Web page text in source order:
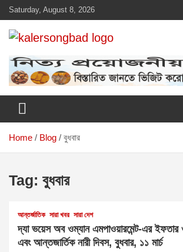
Skip
to
content
Saturday, August 8, 2026
কালের সংবাদ
Home Blog বুধবার
Tag: বুধবার
আন্তর্জাতিক সারা খবর সারা দেশ
দ্যা ভয়েস অব ওম্যান এমপাওয়ারমেন্ট-এর ইফতার
এবং আন্তজার্তিক নারী দিবস, বুধবার, ১১ মার্চ